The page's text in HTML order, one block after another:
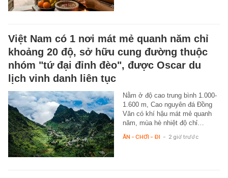
Việt Nam có 1 nơi mát mẻ quanh năm chỉ
khoảng 20 độ, sở hữu cung đường thuộc
nhóm "tứ đại đỉnh đèo", được Oscar du
lịch vinh danh liên tục
Nằm ở độ cao trung bình 1.000-
1.600 m, Cao nguyên đá Đồng
Văn có khí hậu mát mẻ quanh
năm, mùa hè nhiệt độ chỉ…
ĂN - CHƠI - ĐI - 2 giờ trước